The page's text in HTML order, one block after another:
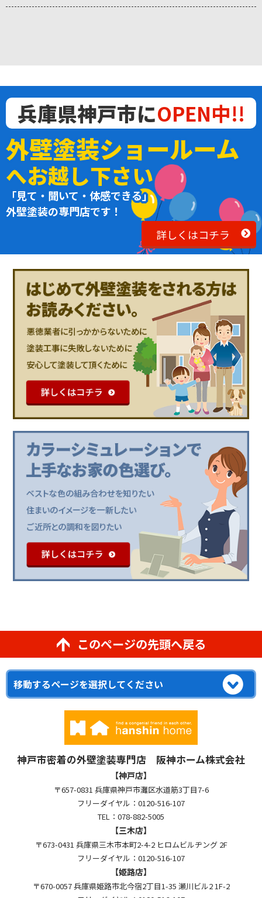
兵庫県神戸市にOPEN中!!
外壁塗装ショールーム
へお越し下さい
「見て・聞いて・体感できる」
外壁塗装の専門店です！
詳しくはコチラ
このページの先頭へ戻る
神戸市密着の外壁塗装専門店 阪神ホーム株式会社
【神戸店】
〒657-0831 兵庫県神戸市灘区水道筋3丁目7-6
フリーダイヤル：0120-516-107
TEL：078-882-5005
【三木店】
〒673-0431 兵庫県三木市本町2-4-2 ヒロムビルヂング 2F
フリーダイヤル：0120-516-107
【姫路店】
〒670-0057 兵庫県姫路市北今宿2丁目1-35 瀬川ビル2 1F-2